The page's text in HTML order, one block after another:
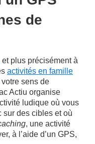
de
et plus précisément à
activités en famille
sens de
Actiu organise
ludique où vous
sur des cibles et où
, une activité
à l’aide d’un GPS,